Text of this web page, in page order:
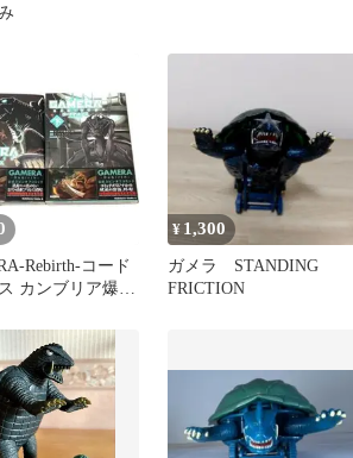
Rebirth-コード
カンブリア爆発
¥ 1,300
ガメラ STANDING
FRICTION